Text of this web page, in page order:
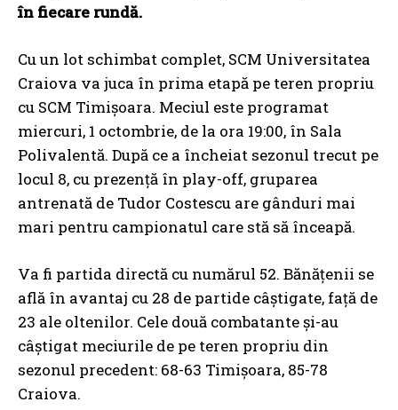
în fiecare rundă.
Cu un lot schimbat complet, SCM Universitatea
Craiova va juca în prima etapă pe teren propriu
cu SCM Timișoara. Meciul este programat
miercuri, 1 octombrie, de la ora 19:00, în Sala
Polivalentă. După ce a încheiat sezonul trecut pe
locul 8, cu prezență în play-off, gruparea
antrenată de Tudor Costescu are gânduri mai
mari pentru campionatul care stă să înceapă.
Va fi partida directă cu numărul 52. Bănățenii se
află în avantaj cu 28 de partide câștigate, față de
23 ale oltenilor. Cele două combatante și-au
câștigat meciurile de pe teren propriu din
sezonul precedent: 68-63 Timișoara, 85-78
Craiova.